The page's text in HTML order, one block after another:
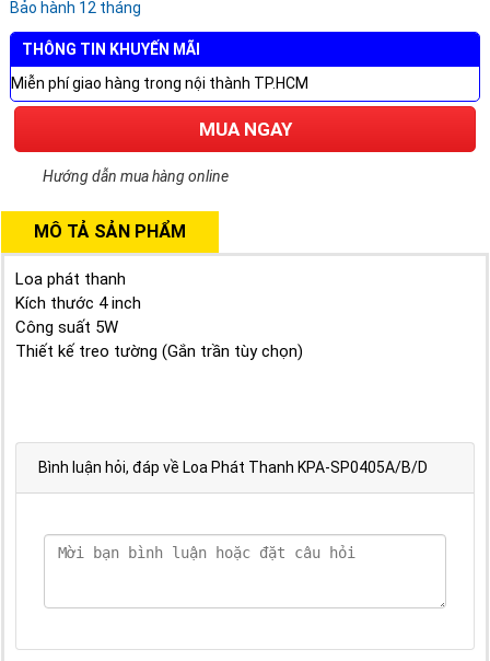
Bảo hành 12 tháng
THÔNG TIN KHUYẾN MÃI
Miễn phí giao hàng trong nội thành TP.HCM
MUA NGAY
Hướng dẫn mua hàng online
MÔ TẢ SẢN PHẨM
Loa phát thanh
Kích thước 4 inch
Công suất 5W
Thiết kế treo tường (Gắn trần tùy chọn)
Bình luận hỏi, đáp về Loa Phát Thanh KPA-SP0405A/B/D